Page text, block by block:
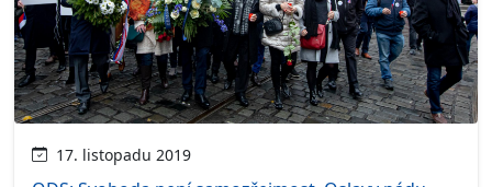
17. listopadu 2019